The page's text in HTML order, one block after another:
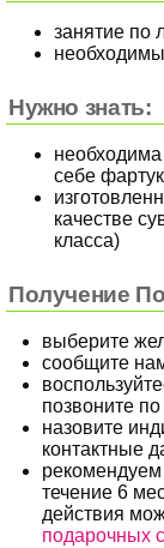
занятие по
Нужно знать:
себе
качестве
класса)
Получение
выберите
сообщите
позвоните
назовите
контактные
течение 6
действия
подарочных